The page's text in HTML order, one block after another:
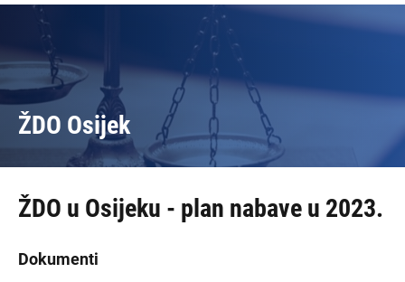
ŽDO Osijek
ŽDO u Osijeku - plan nabave u 2023.
Dokumenti